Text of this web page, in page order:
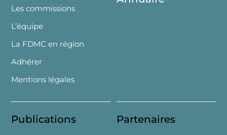
Les commissions
L’équipe
La FDMC en région
Adhérer
Mentions légales
Publications Partenaires